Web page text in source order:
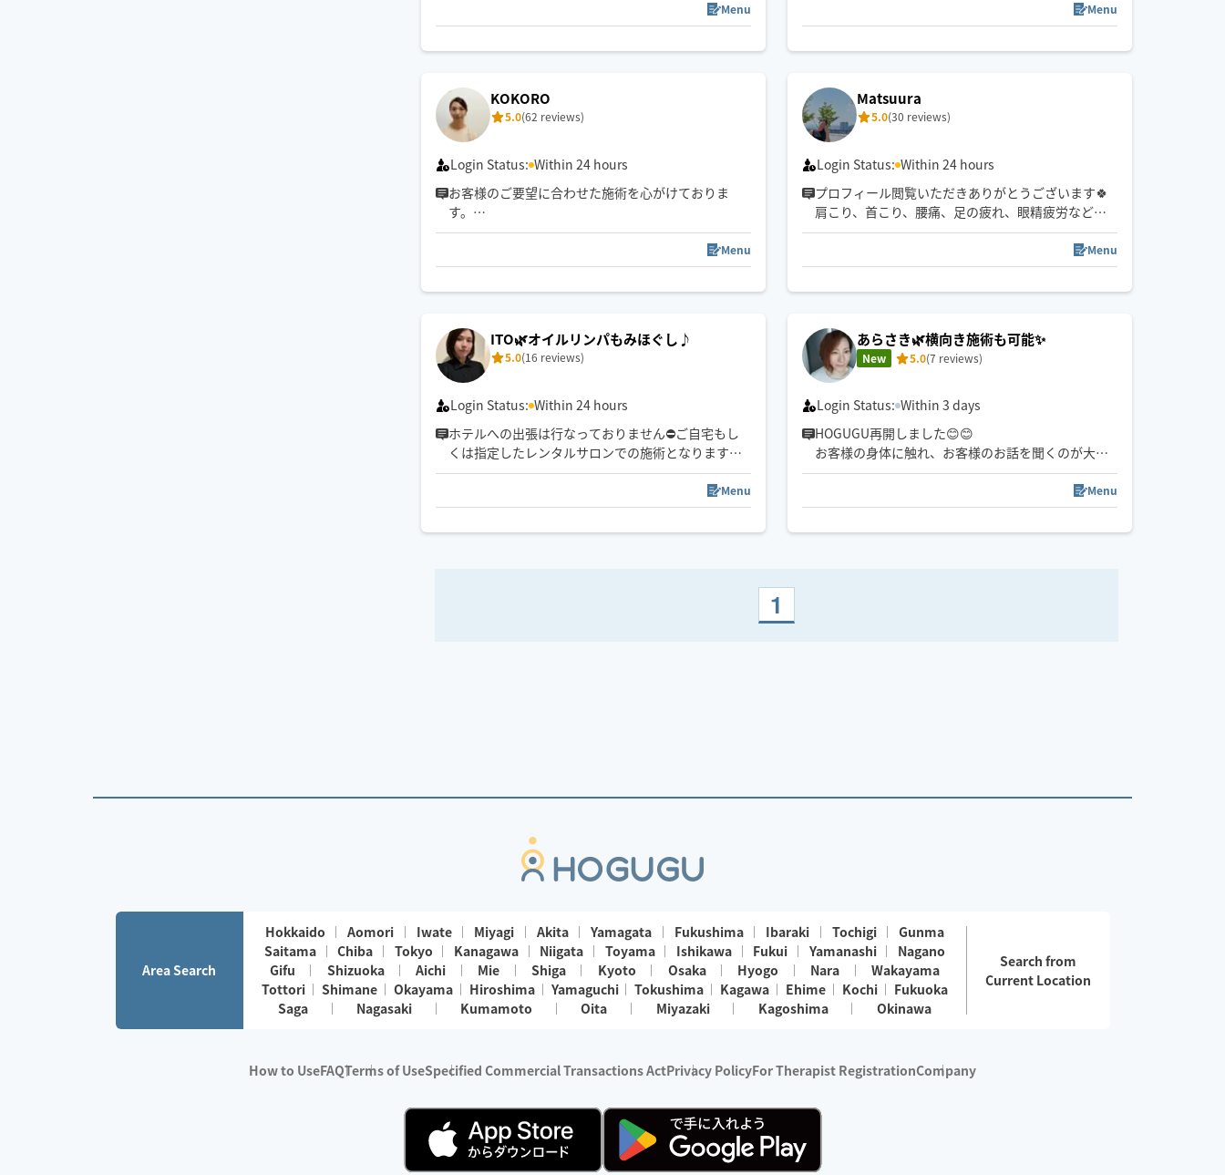
とても励みになるレビューもありがとうございます
🥹✨️
Menu
癒しをお届けできるセラピストでありたいと
心がけております☺️
予約枠が閉じている場合でも
解放できる可能性がございますので
ご予約前メッセージを通して
お気軽に日時をご相談ください🐑🤍
⚠️メッセージは日時のご相談のみ返信させていただ
と
スムーズです😌
Menu
KOKORO
5.0(62 reviews)
Login Status: Within 24 hours
お客様のご要望に合わせた施術を心がけておりま
す。
安心して任せられる、そんなセラピストを目指して
います✨
Menu
Matsuura
5.0(30 reviews)
Login Status: Within 24 hours
プロフィール閲覧いただきありがとうございます🍀
肩こり、首こり、腰痛、足の疲れ、眼精疲労などに
お困りの方の施術もお任せください✨
タイ式で培った技術を活かしながら、全身のストレ
ッチ、指圧も得意です🍀
夜間遅い時間も歓迎🕛
強め弱めお好みの強さに対応します✨
Menu
ITO🌿オイルリンパもみほぐし♪
5.0(16 reviews)
Login Status: Within 24 hours
ホテルへの出張は行なっておりません⛔️ご自宅もし
くは指定したレンタルサロンでの施術となります。
オイルマッサージが得意です✨
【対応可能エリア】
京都市(場所によってはお断りします)
Menu
あらさき🌿横向き施術も可能✨
New 5.0(7 reviews)
Login Status: Within 3 days
HOGUGU再開しました😊😊
お客様の身体に触れ、お客様のお話を聞くのが大好
きです✨
介護の仕事もしておりましたので、身体が思うよに
動かない方のご利用もお待ちしております🌷
Menu
1
Area Search
Hokkaido Aomori Iwate Miyagi Akita Yamagata Fukushima Ibaraki Tochigi
Gunma
Saitama
Chiba Tokyo Kanagawa Niigata Toyama Ishikawa Fukui Yamanashi
Nagano
Gifu
Shizuoka Aichi Mie Shiga Kyoto Osaka Hyogo Nara
Wakayama
Tottori
Shimane Okayama Hiroshima Yamaguchi Tokushima Kagawa Ehime Kochi
Fukuoka
Saga
Nagasaki Kumamoto Oita Miyazaki Kagoshima Okinawa
Search from
Current Location
How to UseFAQTerms of UseSpecified Commercial Transactions ActPrivacy PolicyFor Therapist RegistrationCompany